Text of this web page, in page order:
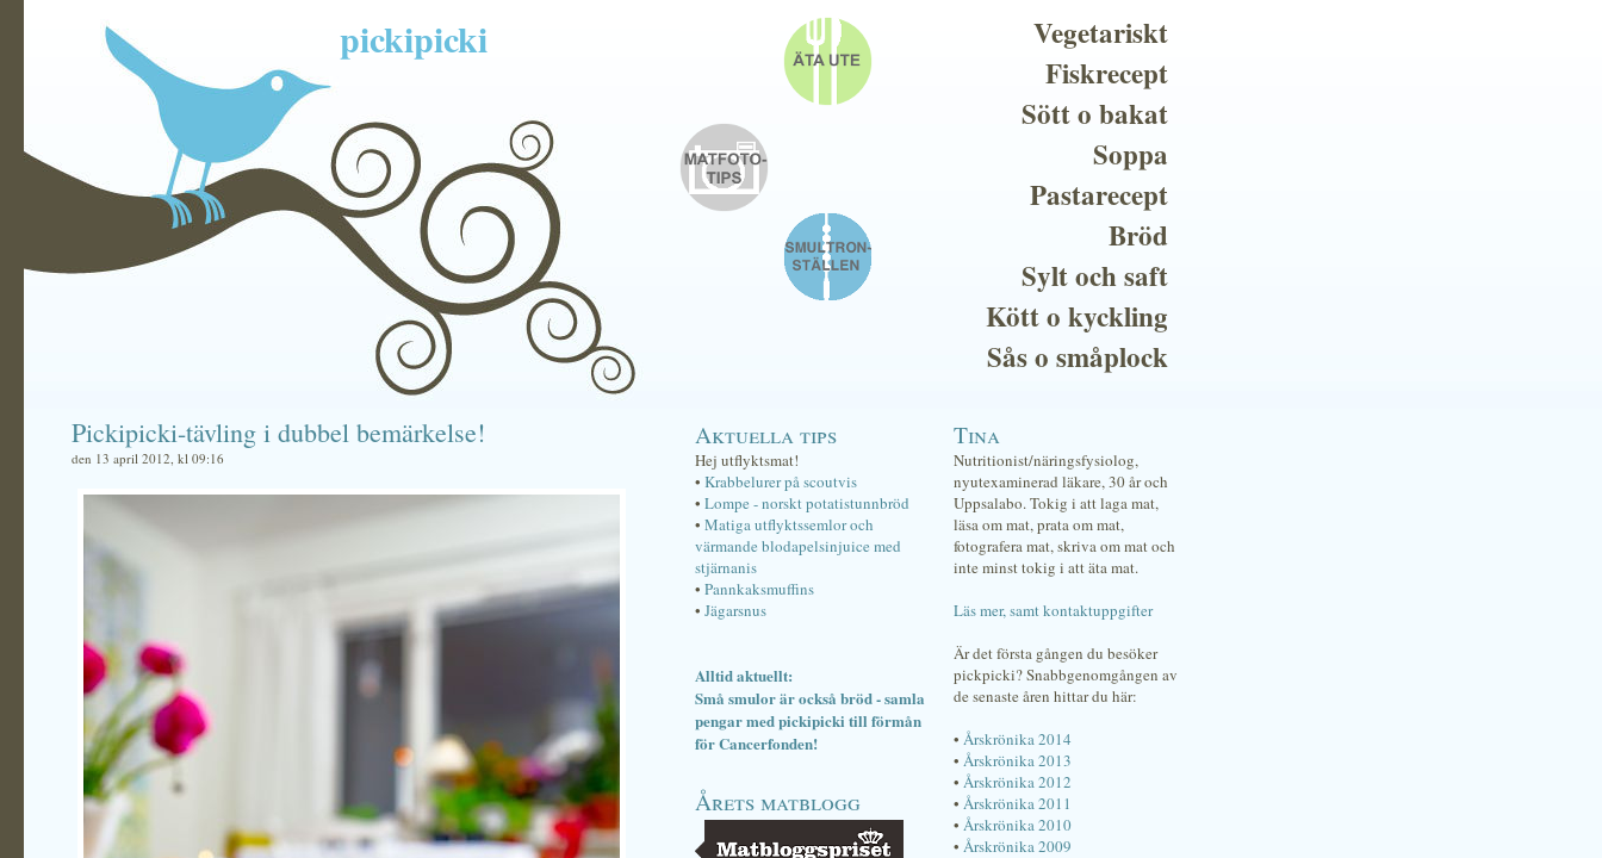
pickipicki
Vegetariskt
Fiskrecept
Sött o bakat
Soppa
Pastarecept
Bröd
Sylt och saft
Kött o kyckling
Sås o småplock
Pickipicki-tävling i dubbel bemärkelse!
den 13 april 2012, kl 09:16
Aktuella tips
Hej utflyktsmat!
• Krabbelurer på scoutvis
• Lompe - norskt potatistunnbröd
• Matiga utflyktssemlor och
värmande blodapelsinjuice med
stjärnanis
• Pannkaksmuffins
• Jägarsnus
Alltid aktuellt:
Små smulor är också bröd - samla
pengar med pickipicki till förmån
för Cancerfonden!
Årets matblogg
Tina
Nutritionist/näringsfysiolog,
nyutexaminerad läkare, 30 år och
Uppsalabo. Tokig i att laga mat,
läsa om mat, prata om mat,
fotografera mat, skriva om mat och
inte minst tokig i att äta mat.
Läs mer, samt kontaktuppgifter
Är det första gången du besöker
pickpicki? Snabbgenomgången av
de senaste åren hittar du här:
• Årskrönika 2014
• Årskrönika 2013
• Årskrönika 2012
• Årskrönika 2011
• Årskrönika 2010
• Årskrönika 2009